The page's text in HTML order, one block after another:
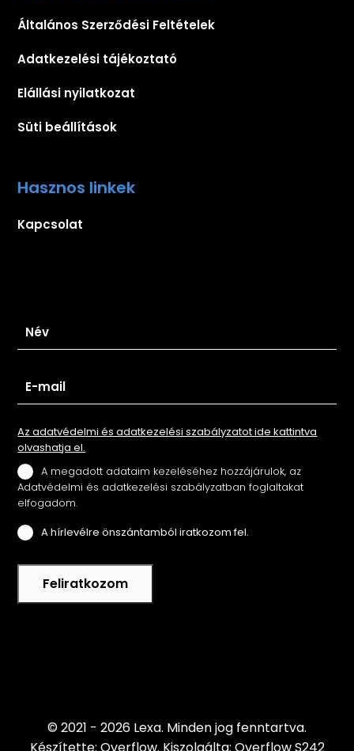
Általános Szerződési Feltételek
Adatkezelési tájékoztató
Elállási nyilatkozat
Süti beállítások
Hasznos linkek
Kapcsolat
Az adatvédelmi és adatkezelési szabályzatot ide kattintva
olvashatja el.
A megadott adataim kezeléséhez hozzájárulok, az
Adatvédelmi és adatkezelési szabályzatban foglaltakat
elfogadom.
A hírlevélre önszántamból iratkozom fel.
Feliratkozom
© 2021 - 2026 Lexa. Minden jog fenntartva.